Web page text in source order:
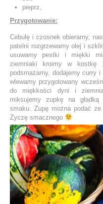
pieprz,
Przygotowanie:
Cebulę i czosnek obieramy,
patelni rozgrzewamy olej i
usuwamy pestki i miękki
ziemniaki kroimy w
podsmażamy, dodajemy curry
wlewamy przygotowany
do miękkości dyni i
miksujemy zupkę na
smaku. Zupę można podać
Życzę smacznego